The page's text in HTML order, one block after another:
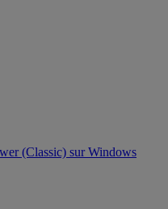
(Classic) sur Windows